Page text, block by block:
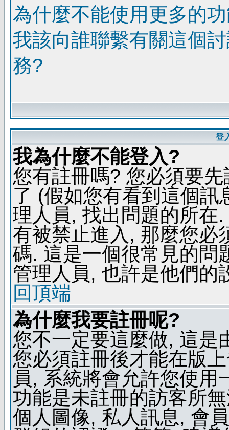
為什麼不能使用更多的
我該向誰聯繫有關這個
務?
登
我為什麼不能登入?
您有註冊嗎? 您必須要
了 (假如您有看到這個
理人員, 找出問題的所在
有被禁止進入, 那麼您必
碼. 這是一個很常見的問
管理人員, 也許是他們的
回頂端
為什麼我要註冊呢?
您不一定要這麼做, 這是
您必須註冊後才能在版
員, 系統將會允許您使
功能是未註冊的訪客所
個人圖像, 私人訊息, 會